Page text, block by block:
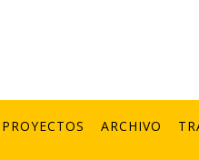
PROYECTOS ARCHIVO